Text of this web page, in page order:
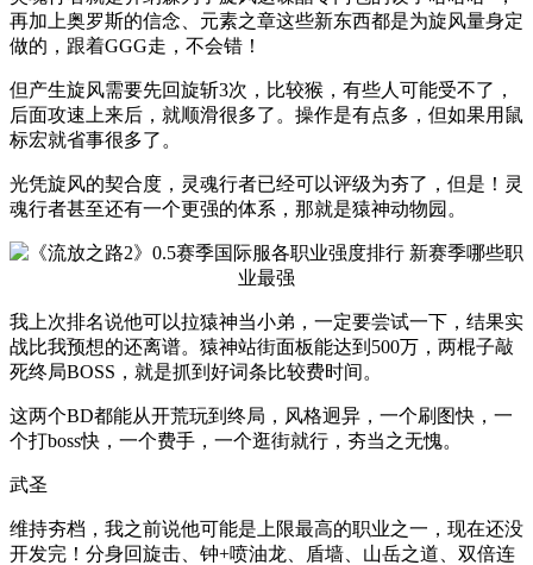
再加上奥罗斯的信念、元素之章这些新东西都是为旋风量身定
做的，跟着GGG走，不会错！
但产生旋风需要先回旋斩3次，比较猴，有些人可能受不了，
后面攻速上来后，就顺滑很多了。操作是有点多，但如果用鼠
标宏就省事很多了。
光凭旋风的契合度，灵魂行者已经可以评级为夯了，但是！灵
魂行者甚至还有一个更强的体系，那就是猿神动物园。
我上次排名说他可以拉猿神当小弟，一定要尝试一下，结果实
战比我预想的还离谱。猿神站街面板能达到500万，两棍子敲
死终局BOSS，就是抓到好词条比较费时间。
这两个BD都能从开荒玩到终局，风格迥异，一个刷图快，一
个打boss快，一个费手，一个逛街就行，夯当之无愧。
武圣
维持夯档，我之前说他可能是上限最高的职业之一，现在还没
开发完！分身回旋击、钟+喷油龙、盾墙、山岳之道、双倍连